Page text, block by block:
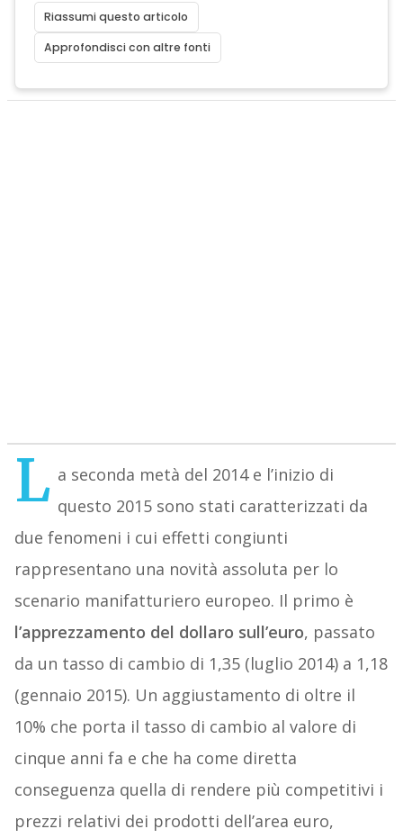
Riassumi questo articolo
Approfondisci con altre fonti
L a seconda metà del 2014 e l’inizio di
questo 2015 sono stati caratterizzati da
due fenomeni i cui effetti congiunti
rappresentano una novità assoluta per lo
scenario manifatturiero europeo. Il primo è
l’apprezzamento del dollaro sull’euro, passato
da un tasso di cambio di 1,35 (luglio 2014) a 1,18
(gennaio 2015). Un aggiustamento di oltre il
10% che porta il tasso di cambio al valore di
cinque anni fa e che ha come diretta
conseguenza quella di rendere più competitivi i
prezzi relativi dei prodotti dell’area euro,